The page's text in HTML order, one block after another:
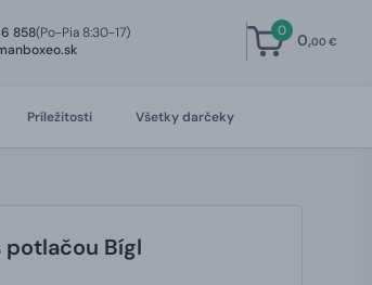
858(Po-Pia 8:30-17)
0 0,00 €
Príležitosti Všetky darčeky
Bígl